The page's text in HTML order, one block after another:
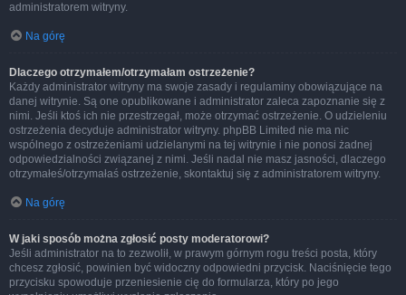
administratorem witryny.
Na górę
Dlaczego otrzymałem/otrzymałam ostrzeżenie?
Każdy administrator witryny ma swoje zasady i regulaminy obowiązujące na
danej witrynie. Są one opublikowane i administrator zaleca zapoznanie się z
nimi. Jeśli ktoś ich nie przestrzegał, może otrzymać ostrzeżenie. O udzieleniu
ostrzeżenia decyduje administrator witryny. phpBB Limited nie ma nic
wspólnego z ostrzeżeniami udzielanymi na tej witrynie i nie ponosi żadnej
odpowiedzialności związanej z nimi. Jeśli nadal nie masz jasności, dlaczego
otrzymałeś/otrzymałaś ostrzeżenie, skontaktuj się z administratorem witryny.
Na górę
W jaki sposób można zgłosić posty moderatorowi?
Jeśli administrator na to zezwolił, w prawym górnym rogu treści posta, który
chcesz zgłosić, powinien być widoczny odpowiedni przycisk. Naciśnięcie tego
przycisku spowoduje przeniesienie cię do formularza, który po jego